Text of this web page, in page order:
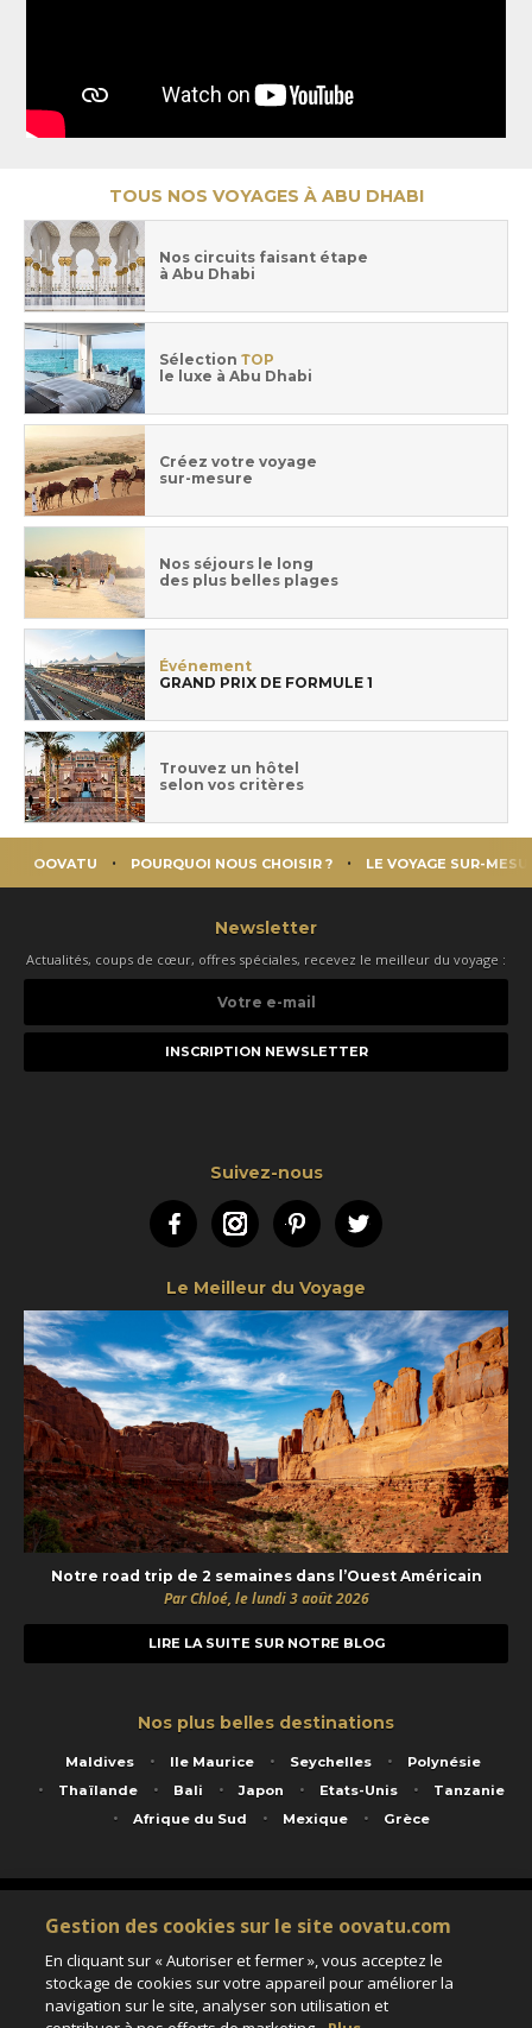
TOUS NOS VOYAGES À ABU DHABI
Nos circuits faisant étape
à Abu Dhabi
Sélection TOP
le luxe à Abu Dhabi
Créez votre voyage
sur-mesure
Nos séjours le long
des plus belles plages
Événement
GRAND PRIX DE FORMULE 1
Trouvez un hôtel
selon vos critères
OOVATU POURQUOI NOUS CHOISIR ? LE VOYAGE SUR-
Newsletter
Actualités, coups de cœur, offres spéciales, recevez le meilleur du voyage :
e-
Suivez-nous
FacebookInstagramPinterestTwitter
Le Meilleur du Voyage
Notre road trip de 2 semaines dans l’Ouest Américain
Par Chloé, le lundi 3 août 2026
LIRE LA SUITE SUR NOTRE BLOG
Nos plus belles destinations
Maldives Ile Maurice Seychelles
Polynésie
Thaïlande
Bali Japon Etats-Unis
Tanzanie
Afrique du Sud
Mexique Grèce
Service animé par Nautil Voyages - 22 rue Georges Picquart 75017 Paris - S.A.S
au capital de 155 696 euros - RCS Paris B 423 671 973 - Code APE 7911Z
Matricule Atout France IM075100020 - Garantie financière Groupama - Agrément IATA
Assurance responsabilité civile et professionnelle HISCOX RCP0081066
Gestion des cookies sur le site oovatu.com
En cliquant sur « Autoriser et fermer », vous acceptez le
stockage de cookies sur votre appareil pour améliorer la
navigation sur le site, analyser son utilisation et